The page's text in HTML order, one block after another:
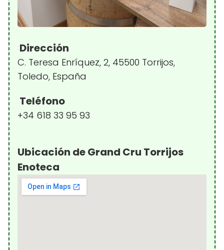
Dirección
C. Teresa Enríquez, 2, 45500 Torrijos,
Toledo, España
Teléfono
+34 618 33 95 93
Ubicación de Grand Cru Torrijos
Enoteca